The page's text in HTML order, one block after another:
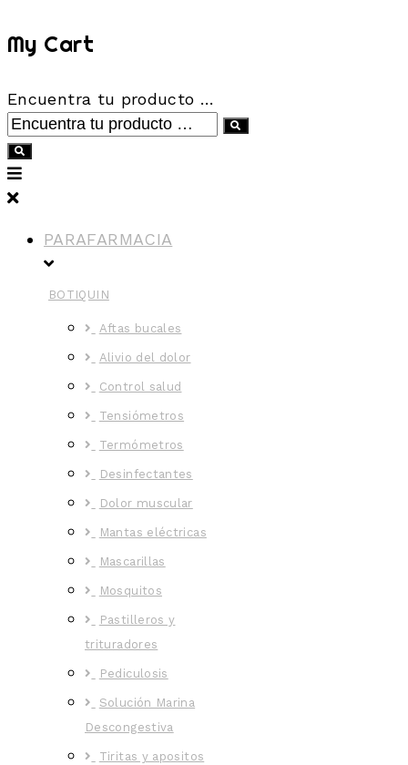
My Cart
Encuentra tu producto …
PARAFARMACIA
BOTIQUIN
Aftas bucales
Alivio del dolor
Control salud
Tensiómetros
Termómetros
Desinfectantes
Dolor muscular
Mantas eléctricas
Mascarillas
Mosquitos
Pastilleros y
trituradores
Pediculosis
Solución Marina
Descongestiva
Tiritas y apositos